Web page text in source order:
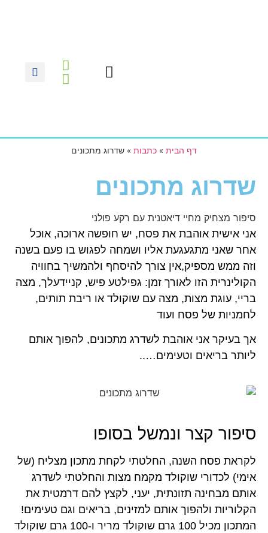
דף הבית » כתבות » שדרוג מתכונים
שדרוג מתכונים
סיפור מצחיק מחיי דיאטנית עם רקע פולני
אני אישית אוהבת את פסח, יש חופשה ארוכה, אוכל
אחר שאני מתגעגעת אליו ושמחה לפגוש בו פעם בשנה
וזה ממש מספיק,אין צורך להיסחף ולהמשיך בחוויה
הקולינרית הזו לאורך זמן: גפילטע פיש, קניידעלך, מצה
בריי, עוגת מצות, מצה עם שוקולד או ריבת תותים,
לחמניות של פסח ועוד
אך בעיקר אני אוהבת לשדרג מתכונים, להפוך אותם
ליותר בריאים וטעימים…..
סיפור קצר ונמשל בסופו
לקראת פסח השנה, החלטתי לקחת מתכון מצליח (של
אימי) לכדורי שוקולד מקמח מצות והחלטתי לשדרג
אותם מבחינה תזונתית, יעני, לקצץ להם דרמטית את
הקלוריות ולהפוך אותם למזינים, בריאים וגם טעימים!
המתכון מכיל 100 גרם שוקולד מריר ו-100 גרם שוקולד